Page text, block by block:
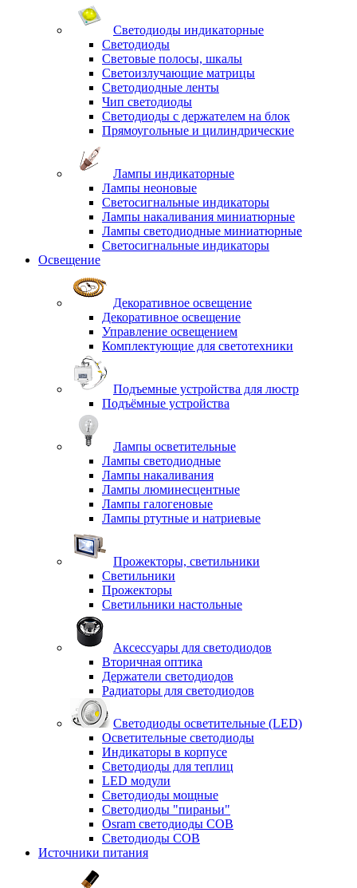
Светодиоды индикаторные
Светодиоды
Световые полосы, шкалы
Светоизлучающие матрицы
Светодиодные ленты
Чип светодиоды
Светодиоды с держателем на блок
Прямоугольные и цилиндрические
Лампы индикаторные
Лампы неоновые
Светосигнальные индикаторы
Лампы накаливания миниатюрные
Лампы светодиодные миниатюрные
Светосигнальные индикаторы
Освещение
Декоративное освещение
Декоративное освещение
Управление освещением
Комплектующие для светотехники
Подъемные устройства для люстр
Подъёмные устройства
Лампы осветительные
Лампы светодиодные
Лампы накаливания
Лампы люминесцентные
Лампы галогеновые
Лампы ртутные и натриевые
Прожекторы, светильники
Светильники
Прожекторы
Светильники настольные
Аксессуары для светодиодов
Вторичная оптика
Держатели светодиодов
Радиаторы для светодиодов
Светодиоды осветительные (LED)
Осветительные светодиоды
Индикаторы в корпусе
Светодиоды для теплиц
LED модули
Светодиоды мощные
Светодиоды "пираньи"
Osram светодиоды COB
Светодиоды COB
Источники питания